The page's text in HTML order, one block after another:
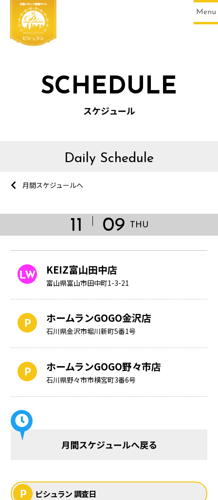
Menu
HOME
SCHEDULE
スケジュール
Daily Schedule
月間スケジュールへ
11 09 THU
KEIZ富山田中店
富山県富山市田中町1-3-21
ホームランGOGO金沢店
石川県金沢市堀川新町5番1号
ホームランGOGO野々市店
石川県野々市市横宮町3番6号
月間スケジュールへ戻る
ピシュラン 調査日